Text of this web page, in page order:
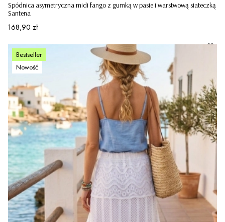
Spódnica asymetryczna midi fango z gumką w pasie i warstwową siateczką
Santena
Cena
168,90 zł
Bestseller
Nowość